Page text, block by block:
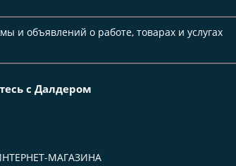
и объявлений о работе, товарах и услугах
с Далдером
МАГАЗИНА